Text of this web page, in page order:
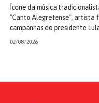
Ícone da música
"Canto Alegretense", artista
campanhas do presidente
02/08/2026